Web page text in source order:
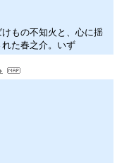
もの不知火と、心に揺
た春之介。いず